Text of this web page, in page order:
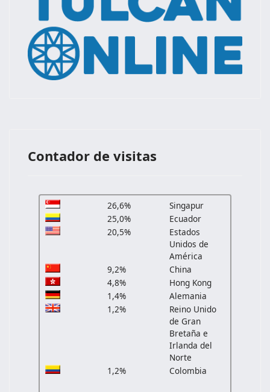
Contador de visitas
26,6%
Singapur
25,0%
Ecuador
20,5%
Estados
Unidos de
América
9,2%
China
4,8%
Hong Kong
1,4%
Alemania
1,2%
Reino Unido
de Gran
Bretaña e
Irlanda del
Norte
1,2%
Colombia